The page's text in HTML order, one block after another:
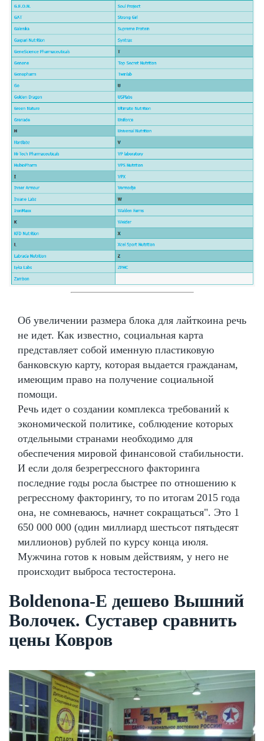
Об увеличении размера блока для лайткоина речь
не идет. Как известно, социальная карта
представляет собой именную пластиковую
банковскую карту, которая выдается гражданам,
имеющим право на получение социальной
помощи.
Речь идет о создании комплекса требований к
экономической политике, соблюдение которых
отдельными странами необходимо для
обеспечения мировой финансовой стабильности.
И если доля безрегрессного факторинга
последние годы росла быстрее по отношению к
регрессному факторингу, то по итогам 2015 года
она, не сомневаюсь, начнет сокращаться". Это 1
650 000 000 (один миллиард шестьсот пятьдесят
миллионов) рублей по курсу конца июля.
Мужчина готов к новым действиям, у него не
происходит выброса тестостерона.
Boldenona-E дешево Вышний
Волочек. Суставер сравнить
цены Ковров